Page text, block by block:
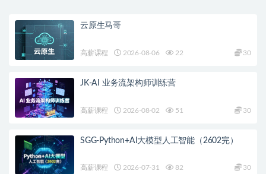
云原生马哥
高薪课程 2026-08-06 22 30
JK-AI 业务流架构师训练营
高薪课程 2026-08-02 51 30
SGG-Python+AI大模型人工智能（2602完）
高薪课程 2026-07-31 82 30